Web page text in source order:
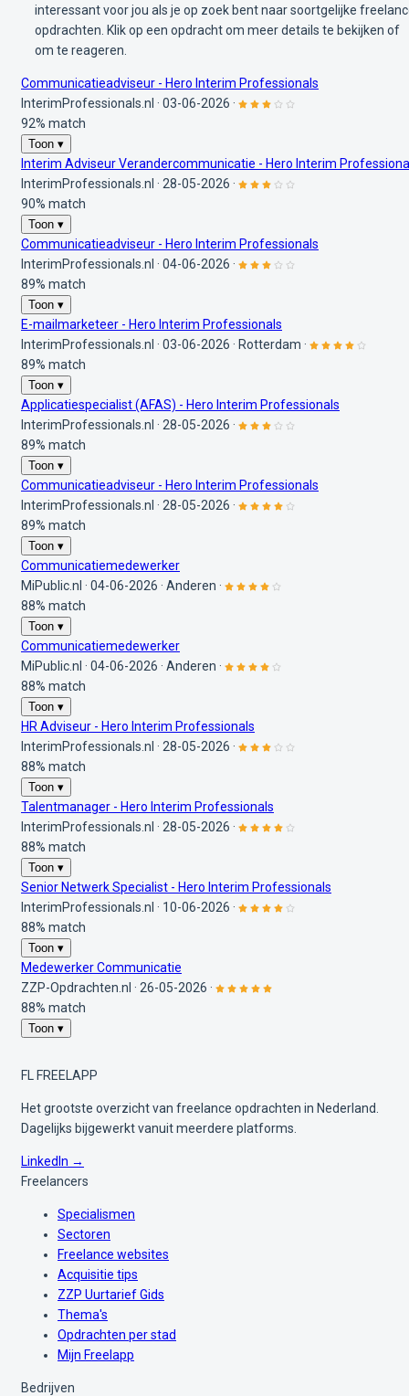
interessant voor jou als je op zoek bent naar soortgelijke
opdrachten. Klik op een opdracht om meer details te bekijken of
om te reageren.
Communicatieadviseur - Hero Interim Professionals
InterimProfessionals.nl · 03-06-2026 ·
92% match
Toon ▾
Interim Adviseur Verandercommunicatie - Hero Interim
InterimProfessionals.nl · 28-05-2026 ·
90% match
Toon ▾
Communicatieadviseur - Hero Interim Professionals
InterimProfessionals.nl · 04-06-2026 ·
89% match
Toon ▾
E-mailmarketeer - Hero Interim Professionals
InterimProfessionals.nl · 03-06-2026 · Rotterdam ·
89% match
Toon ▾
Applicatiespecialist (AFAS) - Hero Interim Professionals
InterimProfessionals.nl · 28-05-2026 ·
89% match
Toon ▾
Communicatieadviseur - Hero Interim Professionals
InterimProfessionals.nl · 28-05-2026 ·
89% match
Toon ▾
Communicatiemedewerker
MiPublic.nl · 04-06-2026 · Anderen ·
88% match
Toon ▾
Communicatiemedewerker
MiPublic.nl · 04-06-2026 · Anderen ·
88% match
Toon ▾
HR Adviseur - Hero Interim Professionals
InterimProfessionals.nl · 28-05-2026 ·
88% match
Toon ▾
Talentmanager - Hero Interim Professionals
InterimProfessionals.nl · 28-05-2026 ·
88% match
Toon ▾
Senior Netwerk Specialist - Hero Interim Professionals
InterimProfessionals.nl · 10-06-2026 ·
88% match
Toon ▾
Medewerker Communicatie
ZZP-Opdrachten.nl · 26-05-2026 ·
88% match
Toon ▾
FL FREELAPP
Het grootste overzicht van freelance opdrachten in Nederland.
Dagelijks bijgewerkt vanuit meerdere platforms.
LinkedIn →
Freelancers
Specialismen
Sectoren
Freelance websites
Acquisitie tips
ZZP Uurtarief Gids
Thema's
Opdrachten per stad
Mijn Freelapp
Bedrijven